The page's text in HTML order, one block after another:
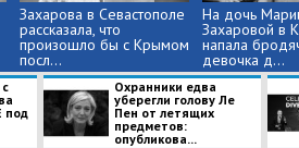
Захарова в Севастополе
рассказала, что
произошло бы с Крымом
посл...
На дочь
Захаровой в
напала
девочка д...
под
Охранники едва
уберегли голову Ле
Пен от летящих
предметов:
опубликова...